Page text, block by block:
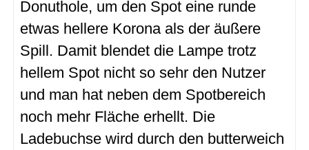
Donuthole, um den Spot eine runde
etwas hellere Korona als der äußere
Spill. Damit blendet die Lampe trotz
hellem Spot nicht so sehr den Nutzer
und man hat neben dem Spotbereich
noch mehr Fläche erhellt. Die
Ladebuchse wird durch den butterweich